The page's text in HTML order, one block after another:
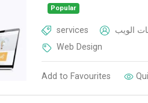
Popular
services الويب
Web Design
Add to Favourites